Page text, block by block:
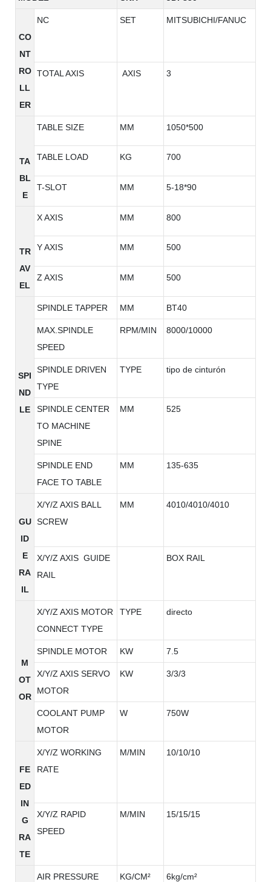
CO
NT
RO
LL
ER
NC SET MITSUBICHI/FANUC
TOTAL AXIS AXIS 3
TA
BL
E
TABLE SIZE MM 1050*500
TABLE LOAD KG 700
T-SLOT MM 5-18*90
TR
AV
EL
X AXIS MM 800
Y AXIS MM 500
Z AXIS MM 500
SPI
ND
LE
SPINDLE TAPPER MM BT40
MAX.SPINDLE
SPEED
RPM/MIN 8000/10000
SPINDLE DRIVEN
TYPE
TYPE tipo de cinturón
SPINDLE CENTER
TO MACHINE
SPINE
MM 525
SPINDLE END
FACE TO TABLE
MM 135-635
GU
ID
E
RA
IL
X/Y/Z AXIS BALL
SCREW
MM 4010/4010/4010
X/Y/Z AXIS GUIDE
RAIL
BOX RAIL
M
OT
OR
X/Y/Z AXIS MOTOR
CONNECT TYPE
TYPE directo
SPINDLE MOTOR KW 7.5
X/Y/Z AXIS SERVO
MOTOR
KW 3/3/3
COOLANT PUMP
MOTOR
W 750W
FE
ED
IN
G
RA
TE
X/Y/Z WORKING
RATE
M/MIN 10/10/10
X/Y/Z RAPID
SPEED
M/MIN 15/15/15
AIR PRESSURE KG/CM² 6kg/cm²